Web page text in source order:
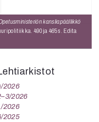
kansliapäällikkö
490 ja 465 s. Edita
2026
2026
2026
2025